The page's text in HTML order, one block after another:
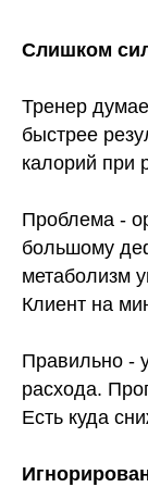
Слишком
Тренер
быстрее
калорий при
Проблема -
большому
метаболизм
Клиент на
Правильно -
расхода.
Есть куда